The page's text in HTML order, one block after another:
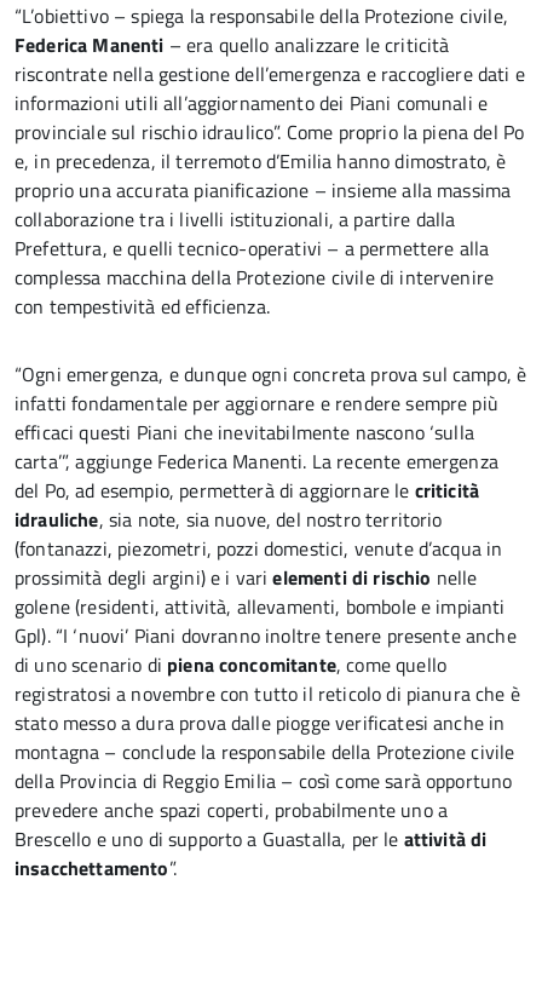
“L’obiettivo – spiega la responsabile della Protezione civile,
Federica Manenti – era quello analizzare le criticità
riscontrate nella gestione dell’emergenza e raccogliere dati e
informazioni utili all’aggiornamento dei Piani comunali e
provinciale sul rischio idraulico”. Come proprio la piena del Po
e, in precedenza, il terremoto d’Emilia hanno dimostrato, è
proprio una accurata pianificazione – insieme alla massima
collaborazione tra i livelli istituzionali, a partire dalla
Prefettura, e quelli tecnico-operativi – a permettere alla
complessa macchina della Protezione civile di intervenire
con tempestività ed efficienza.
“Ogni emergenza, e dunque ogni concreta prova sul campo, è
infatti fondamentale per aggiornare e rendere sempre più
efficaci questi Piani che inevitabilmente nascono ‘sulla
carta’”, aggiunge Federica Manenti. La recente emergenza
del Po, ad esempio, permetterà di aggiornare le criticità
idrauliche, sia note, sia nuove, del nostro territorio
(fontanazzi, piezometri, pozzi domestici, venute d’acqua in
prossimità degli argini) e i varielementi di rischio nelle
golene (residenti, attività, allevamenti, bombole e impianti
Gpl). “I ‘nuovi’ Piani dovranno inoltre tenere presente anche
di uno scenario di piena concomitante, come quello
registratosi a novembre con tutto il reticolo di pianura che è
stato messo a dura prova dalle piogge verificatesi anche in
montagna – conclude la responsabile della Protezione civile
della Provincia di Reggio Emilia – così come sarà opportuno
prevedere anche spazi coperti, probabilmente uno a
Brescello e uno di supporto a Guastalla, per le attività di
insacchettamento”.